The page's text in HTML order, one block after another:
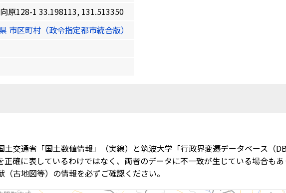
原128-1 33.198113, 131.513350
市区町村（政令指定都市統合版）
土交通省「国土数値情報」（実線）と筑波大学「行政界変遷データベース（
確に表しているわけではなく、両者のデータに不一致が生じている場合も
古地図等）の情報を必ずご確認ください。